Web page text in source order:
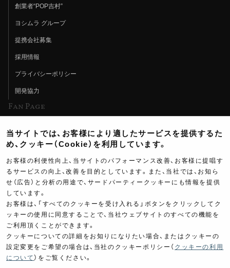
創業者“POP吉村”
ヨシムラ グループ
提携会社募集
採用情報
プライバシーポリシー
開発協力
Fan Page
ヨシムラTV
イベント情報
イベントスケジュール
ツーリングブレイクタイム
製品ポスター
当サイトでは、お客様により適したサービスを提供するた
め、クッキー（Cookie）を利用しています。
お客様の利便性向上、当サイトのパフォーマンス改善、お客様に提唱す
るサービスの向上、改善を目的としています。また、当社では、お知ら
せ（広告）と分析の用途で、サードパーティークッキーにも情報を提供
しています。
お客様は、「すべてのクッキーを受け入れる」ボタンをクリックしてク
ッキーの使用に同意することで、当社ウェブサイトのすべての機能を
ご利用頂くことができます。
クッキーについての詳細をお知りになりたい場合、またはクッキーの
設定変更をご希望の場合は、当社のクッキーポリシー（ クッキーの利用
について ）をご覧ください。